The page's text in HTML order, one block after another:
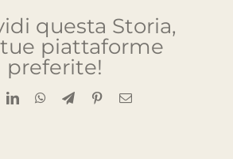
questa Storia,
piattaforme
preferite!
LinkedInWhatsApp
TelegramPinterestEmail